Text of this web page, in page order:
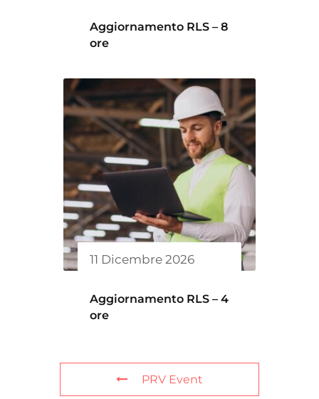
Aggiornamento RLS – 8
ore
11 Dicembre 2026
Aggiornamento RLS – 4
ore
PRV Event